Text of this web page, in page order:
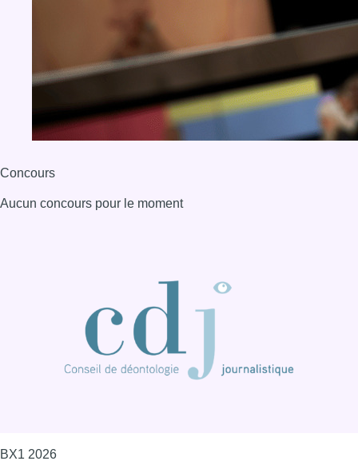
Concours
Aucun concours pour le moment
BX1 2026